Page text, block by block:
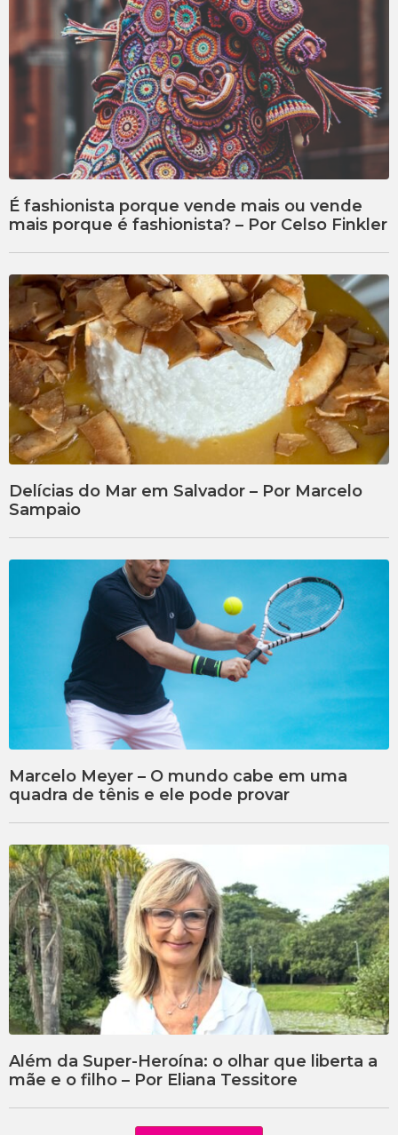
É fashionista porque vende mais ou vende
mais porque é fashionista? – Por Celso Finkler
Delícias do Mar em Salvador – Por Marcelo
Sampaio
Marcelo Meyer – O mundo cabe em uma
quadra de tênis e ele pode provar
Além da Super-Heroína: o olhar que liberta a
mãe e o filho – Por Eliana Tessitore